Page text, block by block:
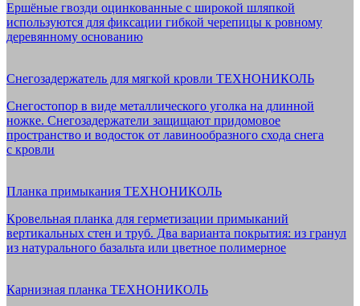
Ершёные гвозди оцинкованные с широкой шляпкой
используются для фиксации гибкой черепицы к ровному
деревянному основанию
Снегозадержатель для мягкой кровли ТЕХНОНИКОЛЬ
Снегостопор в виде металлического уголка на длинной
ножке. Снегозадержатели защищают придомовое
пространство и водосток от лавинообразного схода снега
с кровли
Планка примыкания ТЕХНОНИКОЛЬ
Кровельная планка для герметизации примыканий
вертикальных стен и труб. Два варианта покрытия: из гранул
из натурального базальта или цветное полимерное
Карнизная планка ТЕХНОНИКОЛЬ